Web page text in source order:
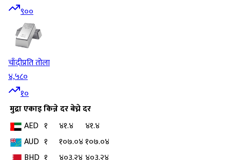
९००
चाँदीप्रति तोला
४,५८०
१०
मुद्राएकाइकिन्ने दरबेच्ने दर
AED १ ४१.४
४१.४
AUD १ १०७.०४१०७.०४